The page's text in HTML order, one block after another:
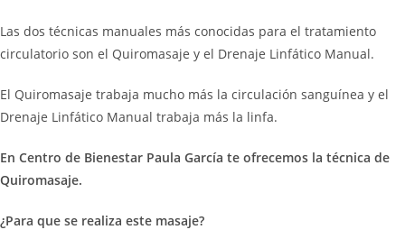
Las dos técnicas manuales más conocidas para el tratamiento
circulatorio son el Quiromasaje y el Drenaje Linfático Manual.
El Quiromasaje trabaja mucho más la circulación sanguínea y el
Drenaje Linfático Manual trabaja más la linfa.
En Centro de Bienestar Paula García te ofrecemos la técnica de
Quiromasaje.
¿Para que se realiza este masaje?